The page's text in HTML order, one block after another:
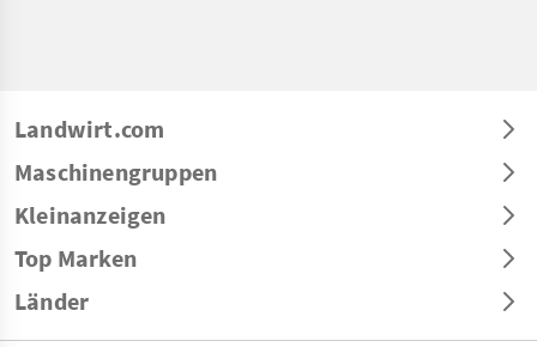
Landwirt.com
Maschinengruppen
Kleinanzeigen
Top Marken
Länder